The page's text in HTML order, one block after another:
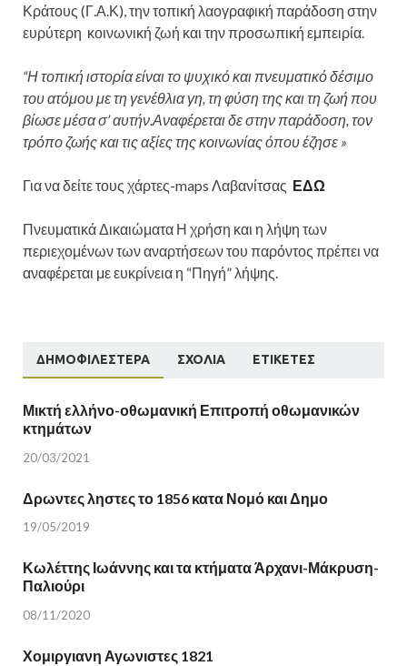
Κράτους (Γ.Α.Κ), την τοπική λαογραφική παράδοση στην
ευρύτερη κοινωνική ζωή και την προσωπική εμπειρία.
“Η τοπική ιστορία είναι το ψυχικό και πνευματικό δέσιμο
του ατόμου με τη γενέθλια γη, τη φύση της και τη ζωή που
βίωσε μέσα σ’ αυτήν.Αναφέρεται δε στην παράδοση, τον
τρόπο ζωής και τις αξίες της κοινωνίας όπου έζησε »
Για να δείτε τους χάρτες-maps Λαβανίτσας ΕΔΩ
Πνευματικά Δικαιώματα Η χρήση και η λήψη των
περιεχομένων των αναρτήσεων του παρόντος πρέπει να
αναφέρεται με ευκρίνεια η “Πηγή” λήψης.
ΔΗΜΟΦΙΛΈΣΤΕΡΑ ΣΧΌΛΙΑ ΕΤΙΚΈΤΕΣ
Μικτή ελλήνο-οθωμανική Επιτροπή οθωμανικών
κτημάτων
20/03/2021
Δρωντες ληστες το 1856 κατα Νομό και Δημο
19/05/2019
Κωλέττης Ιωάννης και τα κτήματα Άρχανι-Μάκρυση-
Παλιούρι
08/11/2020
Χομιργιανη Αγωνιστες 1821